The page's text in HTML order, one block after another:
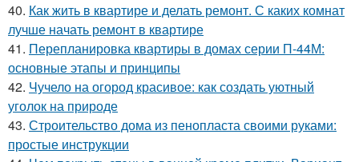
40. Как жить в квартире и делать ремонт. С каких комнат
лучше начать ремонт в квартире
41. Перепланировка квартиры в домах серии П-44М:
основные этапы и принципы
42. Чучело на огород красивое: как создать уютный
уголок на природе
43. Строительство дома из пенопласта своими руками:
простые инструкции